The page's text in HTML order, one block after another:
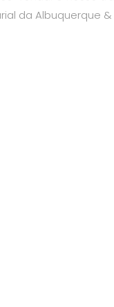
da Albuquerque &